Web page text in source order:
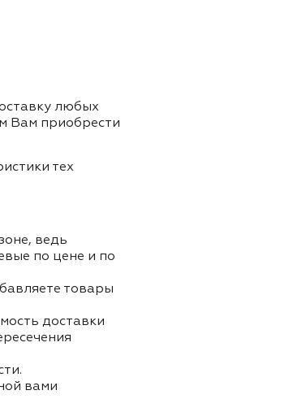
любых
Вам приобрести
тех
ведь
по цене и по
товары
доставки
вами